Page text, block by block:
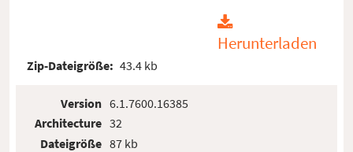
Herunterladen
Zip-Dateigröße: 43.4 kb
Version
Architecture
Dateigröße
6.1.7600.16385
32
87 kb